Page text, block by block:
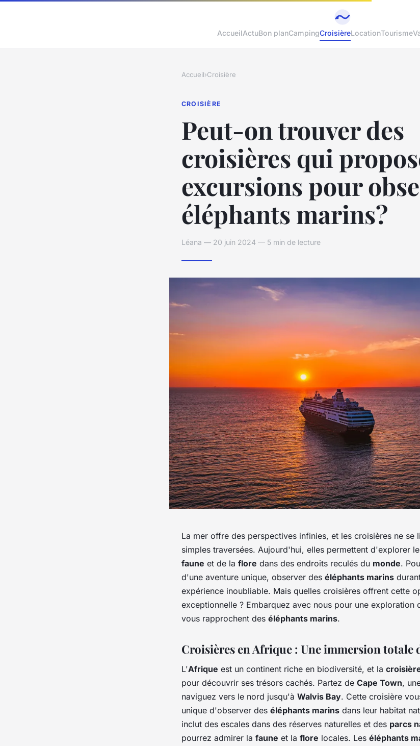
AccueilActuBon planCampingCroisièreLocationTourisme
Accueil›Croisière
CROISIÈRE
Peut-on trouver des
croisières qui
excursions pour
éléphants marins?
Léana — 20 juin 2024 — 5 min de lecture
La mer offre des perspectives infinies, et les croisières ne se
simples traversées. Aujourd'hui, elles permettent d'explorer
faune et de la flore dans des endroits reculés du monde.
d'une aventure unique, observer des éléphants marins
expérience inoubliable. Mais quelles croisières offrent cette
exceptionnelle ? Embarquez avec nous pour une exploration
vous rapprochent des éléphants marins.
Croisières en Afrique : Une immersion totale
L'Afrique est un continent riche en biodiversité, et la
pour découvrir ses trésors cachés. Partez de Cape Town,
naviguez vers le nord jusqu'à Walvis Bay. Cette croisière
unique d'observer des éléphants marins dans leur habitat
inclut des escales dans des réserves naturelles et des parcs
pourrez admirer la faune et la flore locales. Les éléphants